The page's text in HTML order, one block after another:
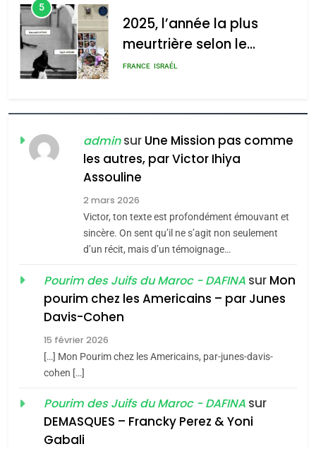
5
2025, l’année la plus
meurtrière selon le
rapport d’ADL contre
FRANCE ISRAÉL
FIÈRE, DIGNE ET RÉSILIENTE :
POURQUOI JE REVENDIQUE
MA JUDAÏTE par Thérèse
Zrihen-Dvir
ISRAÉL JUDAISME
CE QUI NOUS MANQUE –
Jacques Hadida
JUDAISME
Maroc : Les amandes de
Tafraout, le miel de Tadla
du terroir
Oeil ravageur – Vanessa
De Loya Stauber
adminsur Une Mission pas comme
les autres, par Victor Ihiya
Assouline
2 mars 2026
Victor, ton texte est profondément émouvant et
sincère. On sent qu’il ne s’agit non seulement
d’un récit, mais d’un témoignage…
Pourim des Juifs du Maroc - DAFINA sur Mon
pourim chez les Americains – par Junes
Davis-Cohen
15 février 2026
[…] Mon Pourim chez les Americains, par-junes-davis-
cohen […]
Pourim des Juifs du Maroc - DAFINA sur
DEMASQUES – Francky Perez & Yoni
Gabali